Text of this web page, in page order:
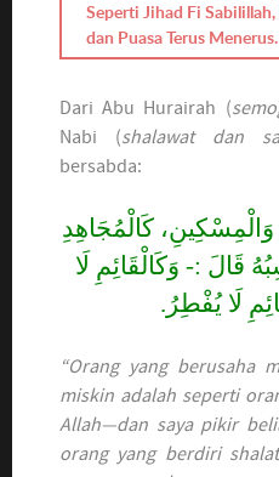
Seperti Jihad Fi
dan Puasa Terus Menerus.
Dari Abu Hurairah (
Nabi (shalawat dan
bersabda:
كَالْمُجَاهِدِ
قَالَ :- وَكَالْقَائِمِ لَا
لَا يُفْطِرُ.
“Orang yang berusaha
miskin adalah seperti
Allah—dan saya pikir
orang yang berdiri